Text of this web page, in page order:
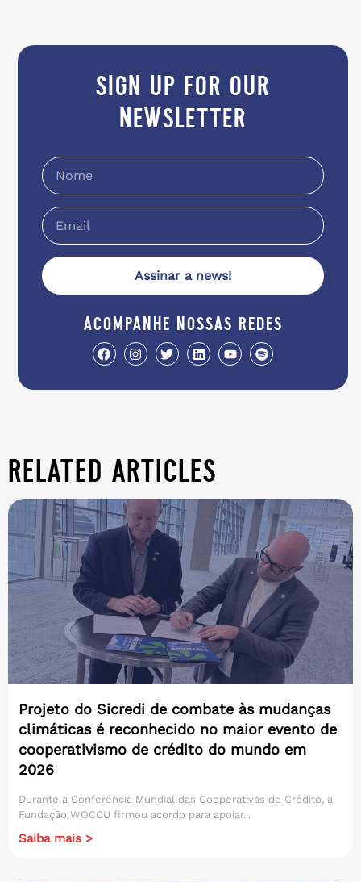
sign up for our
newsletter
Assinar a news!
acompanhe nossas redes
related articles
Projeto do Sicredi de combate às mudanças
climáticas é reconhecido no maior evento de
cooperativismo de crédito do mundo em
2026
Durante a Conferência Mundial das Cooperativas de Crédito, a
Fundação WOCCU firmou acordo para apoiar...
Saiba mais >